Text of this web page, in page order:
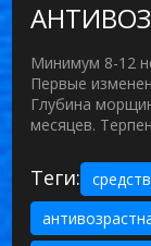
Минимум 8-12
Первые
Глубина
месяцев.
Теги: